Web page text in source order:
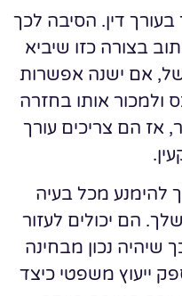
דין. הסיבה לכך
בצורה כזו שיביא
אם ישנה אפשרות
ולמכור אותו בחזרה
אז הם צריכים עורך
להימנע מכל בעיה
הם יכולים לעזור
נכון מבחינה
ייעוץ משפטי כיצד